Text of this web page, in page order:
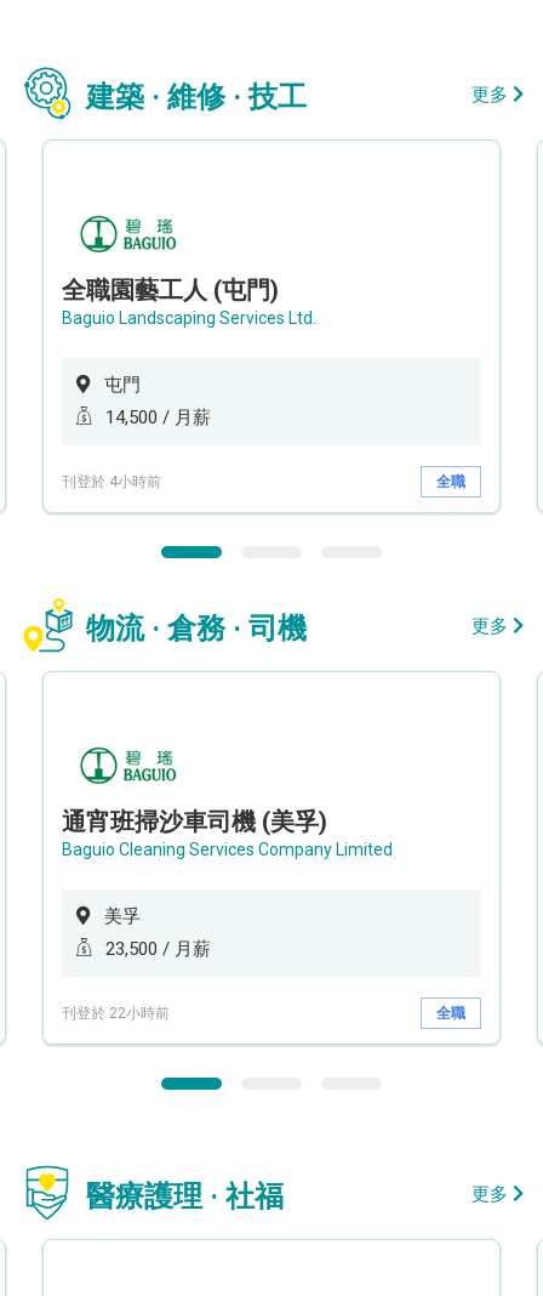
建築 · 維修 · 技工 更多
全職園藝工人 (屯門)
Baguio Landscaping Services Ltd.
屯門
14,500 / 月薪
刊登於 4小時前 全職
物流 · 倉務 · 司機 更多
通宵班掃沙車司機 (美孚)
Baguio Cleaning Services Company Limited
美孚
23,500 / 月薪
刊登於 22小時前 全職
醫療護理 · 社福 更多